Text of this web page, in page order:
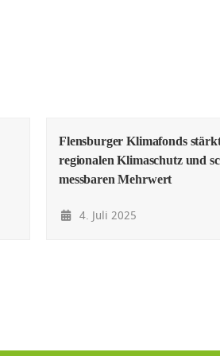
Flensburger Klimafonds
regionalen Klimaschutz und
messbaren Mehrwert
4. Juli 2025